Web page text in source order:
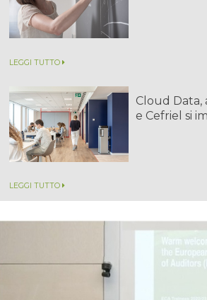
LEGGI TUTTO
Cloud Data,
e Cefriel si
LEGGI TUTTO